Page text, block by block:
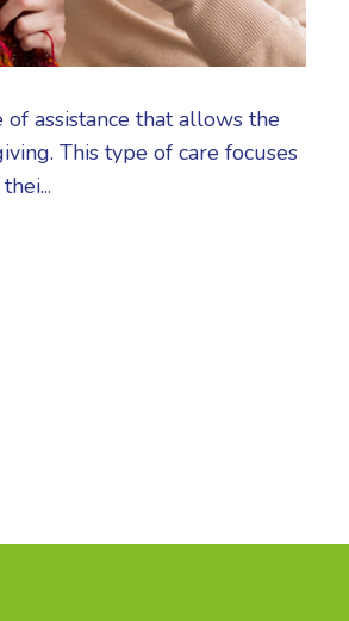
assistance that allows the
This type of care focuses